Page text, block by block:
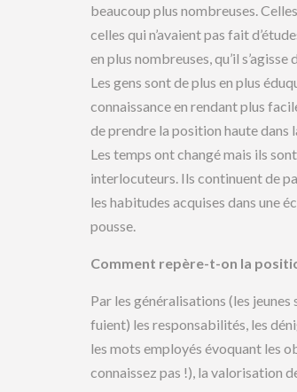
beaucoup plus nombreuses.
celles qui n’avaient pas fait
en plus nombreuses, qu’il
Les gens sont de plus en plus
connaissance en rendant plus
de prendre la position haute dans
Les temps ont changé mais ils
interlocuteurs. Ils continuent de
les habitudes acquises dans une
pousse.
Comment repère-t-on la
Par les généralisations (les
fuient) les responsabilités, les
les mots employés évoquant les
connaissez pas !), la valorisation